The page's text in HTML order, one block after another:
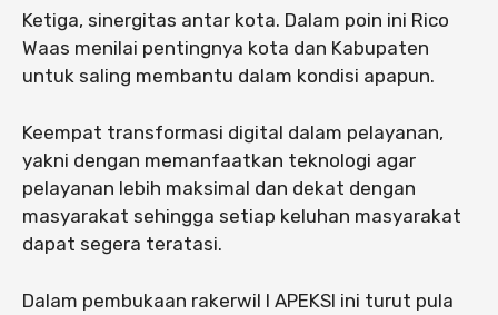
Ketiga, sinergitas antar kota. Dalam poin ini Rico
Waas menilai pentingnya kota dan Kabupaten
untuk saling membantu dalam kondisi apapun.
Keempat transformasi digital dalam pelayanan,
yakni dengan memanfaatkan teknologi agar
pelayanan lebih maksimal dan dekat dengan
masyarakat sehingga setiap keluhan masyarakat
dapat segera teratasi.
Dalam pembukaan rakerwil I APEKSI ini turut pula